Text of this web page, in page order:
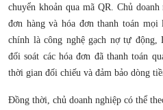
chuyển khoản qua mã QR. Chủ
đơn hàng và hóa đơn thanh toán
chính là công nghệ gạch nợ tự động,
đối soát các hóa đơn đã thanh toán
thời gian đối chiếu và đảm bảo dòng
Đồng thời, chủ doanh nghiệp có thể